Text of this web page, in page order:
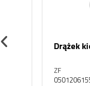
Drążek
0501206155